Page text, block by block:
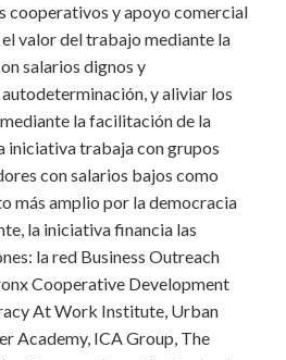
cooperativos y apoyo comercial
valor del trabajo mediante la
salarios dignos y
y aliviar los
la facilitación de la
iniciativa trabaja con grupos
con salarios bajos como
más amplio por la democracia
la iniciativa financia las
la red Business Outreach
Cooperative Development
At Work Institute, Urban
Academy, ICA Group, The